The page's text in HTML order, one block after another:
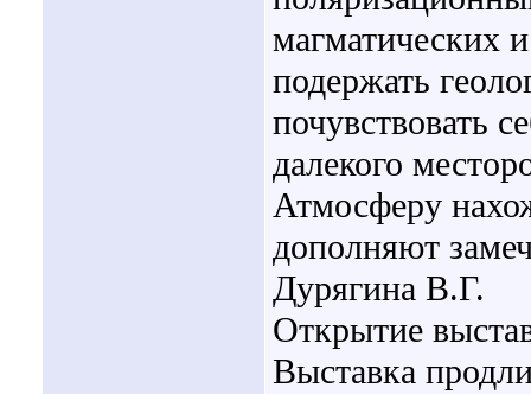
магматических
подержать
почувствовать
далекого
Атмосферу
дополняют
Дурягина В.Г.
Открытие
Выставка